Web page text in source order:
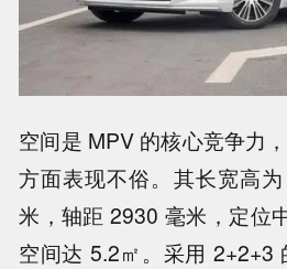
空间是 MPV 的核心竞争力
方面表现不俗。其长宽高
米，轴距 2930 毫米，定位
空间达 5.2㎡。采用 2+2+3